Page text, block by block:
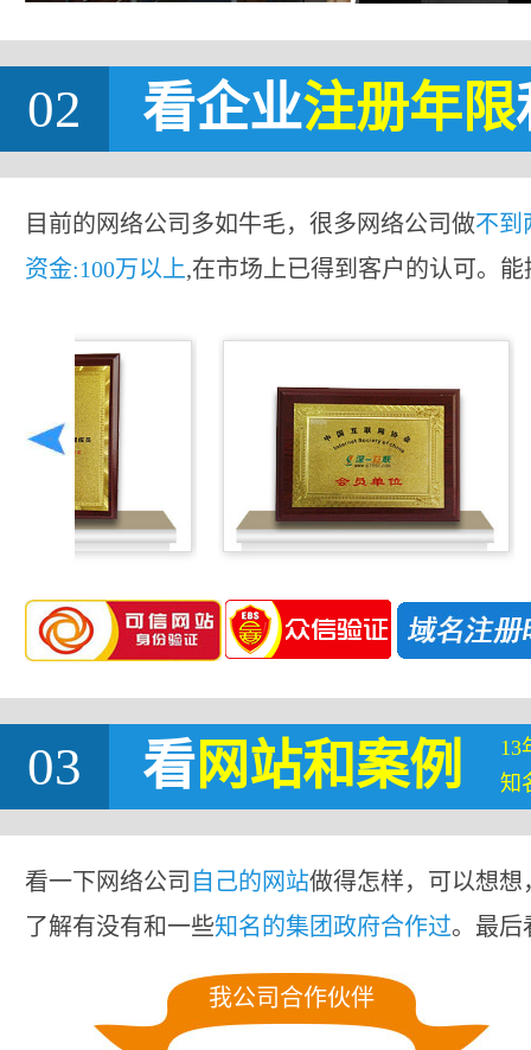
02 看企业注册年限
目前的网络公司多如牛毛，很多网络公司做不到
资金:100万以上,在市场上已得到客户的认可。
03 看网站和案例
13
知
看一下网络公司 自己的网站做得怎样，可以想
了解有没有和一些知名的集团政府合作过。最后
我公司合作伙伴